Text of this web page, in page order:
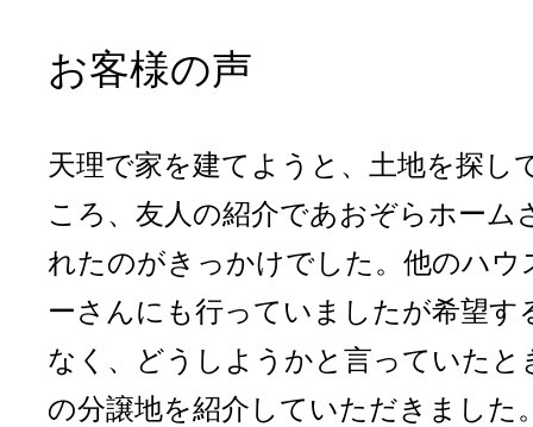
お客様の声
天理で家を建てようと、土地を探し
ころ、友人の紹介であおぞらホーム
れたのがきっかけでした。他のハウ
ーさんにも行っていましたが希望す
なく、どうしようかと言っていたと
の分譲地を紹介していただきました